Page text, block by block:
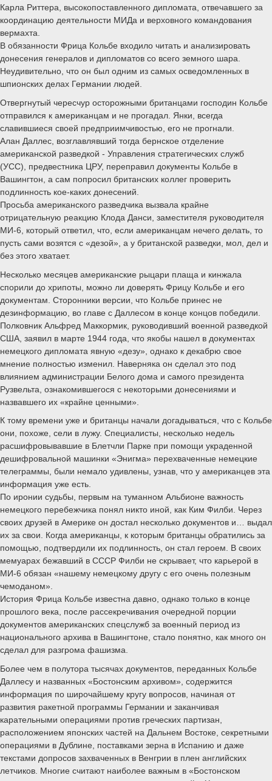
Карла Риттера, высокопоставленного дипломата, отвечавшего за
координацию деятельности МИДа и верховного командования
вермахта.
В обязанности Фрица Кольбе входило читать и анализировать
донесения генералов и дипломатов со всего земного шара.
Неудивительно, что он был одним из самых осведомленных в
шпионских делах Германии людей.
Отвергнутый чересчур осторожными британцами господин Кольбе
отправился к американцам и не прогадал. Янки, всегда
славившиеся своей предприимчивостью, его не прогнали.
Алан Даллес, возглавлявший тогда бернское отделение
американской разведкой - Управления стратегических служб
(УСС), предвестника ЦРУ, переправил документы Кольбе в
Вашингтон, а сам попросил британских коллег проверить
подлинность кое-каких донесений.
Просьба американского разведчика вызвала крайне
отрицательную реакцию Клода Данси, заместителя руководителя
МИ-6, который ответил, что, если американцам нечего делать, то
пусть сами возятся с «дезой», а у британской разведки, мол, дел и
без этого хватает.
Несколько месяцев американские рыцари плаща и кинжала
спорили до хрипоты, можно ли доверять Фрицу Кольбе и его
документам. Сторонники версии, что Кольбе принес не
дезинформацию, во главе с Даллесом в конце концов победили.
Полковник Альфред Маккормик, руководивший военной разведкой
США, заявил в марте 1944 года, что якобы нашел в документах
немецкого дипломата явную «дезу», однако к декабрю свое
мнение полностью изменил. Наверняка он сделал это под
влиянием администрации Белого дома и самого президента
Рузвельта, ознакомившегося с некоторыми донесениями и
назвавшего их «крайне ценными».
К тому времени уже и британцы начали догадываться, что с Кольбе
они, похоже, сели в лужу. Специалисты, несколько недель
расшифровывавшие в Блетчли Парке при помощи украденной
дешифровальной машинки «Энигма» перехваченные немецкие
телеграммы, были немало удивлены, узнав, что у американцев эта
информация уже есть.
По иронии судьбы, первым на туманном Альбионе важность
немецкого перебежчика понял никто иной, как Ким Филби. Через
своих друзей в Америке он достал несколько документов и… выдал
их за свои. Когда американцы, к которым британцы обратились за
помощью, подтвердили их подлинность, он стал героем. В своих
мемуарах бежавший в СССР Филби не скрывает, что карьерой в
МИ-6 обязан «нашему немецкому другу с его очень полезным
чемоданом».
История Фрица Кольбе известна давно, однако только в конце
прошлого века, после рассекречивания очередной порции
документов американских спецслужб за военный период из
национального архива в Вашингтоне, стало понятно, как много он
сделал для разгрома фашизма.
Более чем в полутора тысячах документов, переданных Кольбе
Даллесу и названных «Бостонским архивом», содержится
информация по широчайшему кругу вопросов, начиная от
развития ракетной программы Германии и заканчивая
карательными операциями против греческих партизан,
расположением японских частей на Дальнем Востоке, секретными
операциями в Дублине, поставками зерна в Испанию и даже
текстами допросов захваченных в Венгрии в плен английских
летчиков. Многие считают наиболее важным в «Бостонском